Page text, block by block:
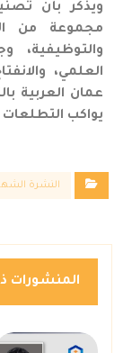
مجموعة من
والتوظيفية،
العلمي،
عمان العربية
يواكب التطلعات
النشرة الشهرية
المنشورات